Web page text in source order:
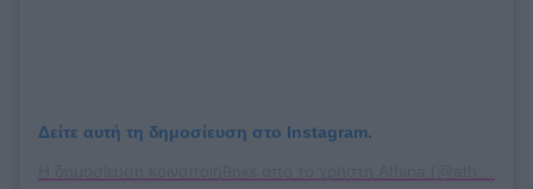
Δείτε αυτή τη δημοσίευση στο Instagram.